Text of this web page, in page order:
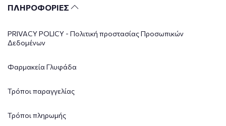
ΠΛΗΡΟΦΟΡΙΕΣ
PRIVACY POLICY - Πολιτική προστασίας Προσωπικών
Δεδομένων
Φαρμακεία Γλυφάδα
Τρόποι παραγγελίας
Τρόποι πληρωμής